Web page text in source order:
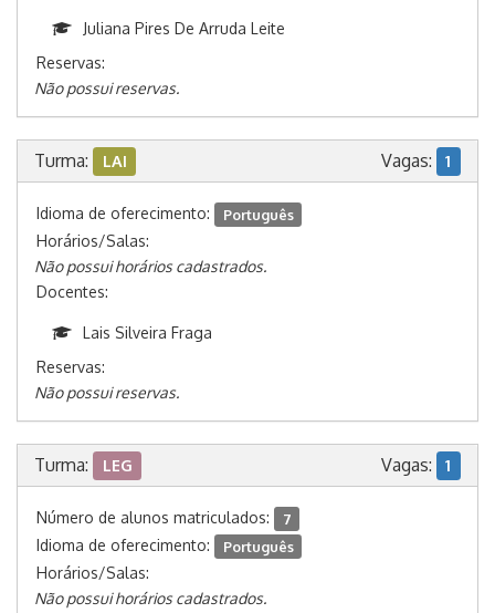
Juliana Pires De Arruda Leite
Reservas:
Não possui reservas.
Turma: LAI Vagas: 1
Idioma de oferecimento: Português
Horários/Salas:
Não possui horários cadastrados.
Docentes:
Lais Silveira Fraga
Reservas:
Não possui reservas.
Turma: LEG Vagas: 1
Número de alunos matriculados: 7
Idioma de oferecimento: Português
Horários/Salas:
Não possui horários cadastrados.